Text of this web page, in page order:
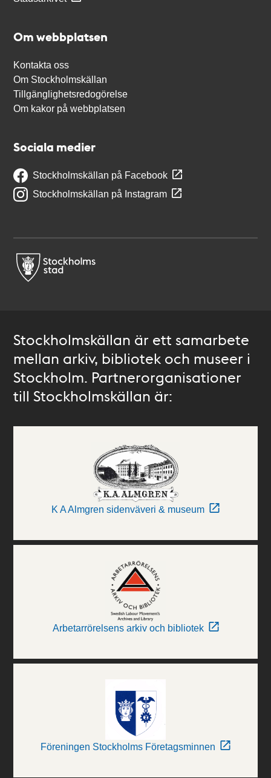
Om webbplatsen
Kontakta oss
Om Stockholmskällan
Tillgänglighetsredogörelse
Om kakor på webbplatsen
Sociala medier
Stockholmskällan på Facebook
Stockholmskällan på Instagram
Stockholmskällan är ett samarbete
mellan arkiv, bibliotek och museer i
Stockholm. Partnerorganisationer
till Stockholmskällan är:
K A Almgren sidenväveri & museum
Arbetarrörelsens arkiv och bibliotek
Föreningen Stockholms Företagsminnen